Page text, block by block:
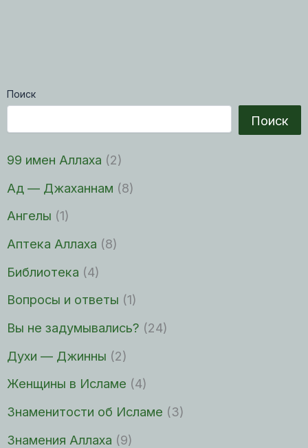
Поиск
Поиск
99 имен Аллаха (2)
Ад — Джаханнам (8)
Ангелы (1)
Аптека Аллаха (8)
Библиотека (4)
Вопросы и ответы (1)
Вы не задумывались? (24)
Духи — Джинны (2)
Женщины в Исламе (4)
Знаменитости об Исламе (3)
Знамения Аллаха (9)